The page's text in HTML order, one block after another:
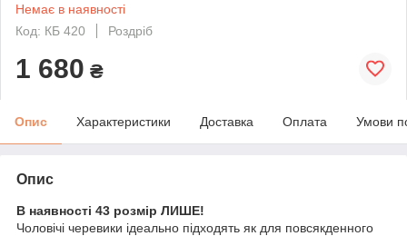
Немає в наявності
Код: КБ 420
Роздріб
1 680 ₴
Опис Характеристики Доставка Оплата Умови
Опис
В наявності 43 розмір ЛИШЕ!
Чоловічі черевики ідеально підходять як для повсякденного